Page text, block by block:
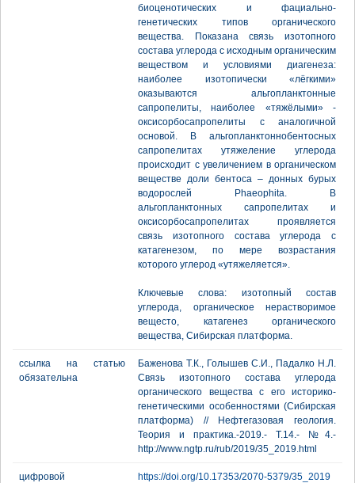
биоценотических и фациально-
генетических типов органического
вещества. Показана связь изотопного
состава углерода с исходным органическим
веществом и условиями диагенеза:
наиболее изотопически «лёгкими»
оказываются альгопланктонные
сапропелиты, наиболее «тяжёлыми» -
оксисорбосапропелиты с аналогичной
основой. В альгопланктоннобентосных
сапропелитах утяжеление углерода
происходит с увеличением в органическом
веществе доли бентоса – донных бурых
водорослей Phaeophita. В
альгопланктонных сапропелитах и
оксисорбосапропелитах проявляется
связь изотопного состава углерода с
катагенезом, по мере возрастания
которого углерод «утяжеляется».
Ключевые слова: изотопный состав
углерода, органическое нерастворимое
вещесто, катагенез органического
вещества, Сибирская платформа.
ссылка на статью
обязательна
Баженова Т.К., Голышев С.И., Падалко Н.Л.
Связь изотопного состава углерода
органического вещества с его историко-
генетическими особенностями (Сибирская
платформа) // Нефтегазовая геология.
Теория и практика.-2019.- Т.14.- №4.-
http://www.ngtp.ru/rub/2019/35_2019.html
цифровой
https://doi.org/10.17353/2070-5379/35_2019